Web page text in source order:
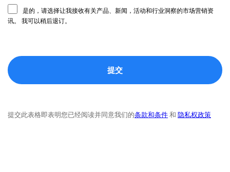
是的，请选择让我接收有关产品、新闻，活动和行业洞察的市场营销资
讯。 我可以稍后退订。
提交此表格即表明您已经阅读并同意我们的条款和条件和 隐私权政策